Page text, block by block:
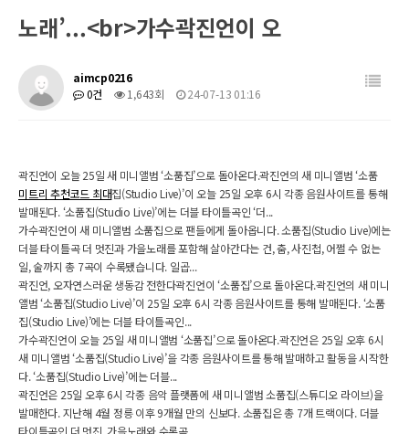
노래’...<br>가수곽진언이 오
aimcp0216
0건
1,643회 24-07-13 01:16
곽진언이 오늘 25일 새 미니앨범 ‘소품집’으로 돌아온다.곽진언의 새 미니앨범 ‘소품
미트리 추천코드 최대집(Studio Live)’이 오늘 25일 오후 6시 각종 음원사이트를 통해
발매된다. ‘소품집(Studio Live)’에는 더블 타이틀곡인 ‘더...
가수곽진언이 새 미니앨범 소품집으로 팬들에게 돌아옵니다. 소품집(Studio Live)에는
더블 타이틀곡 더 멋진과 가을노래를 포함해 살아간다는 건, 춤, 사진첩, 어쩔 수 없는
일, 술까지 총 7곡이 수록됐습니다. 일곱...
곽진언, 오자연스러운 생동감 전한다곽진언이 ‘소품집’으로 돌아온다.곽진언의 새 미니
앨범 ‘소품집(Studio Live)’이 25일 오후 6시 각종 음원사이트를 통해 발매된다. ‘소품
집(Studio Live)’에는 더블 타이틀곡인...
가수곽진언이 오늘 25일 새 미니앨범 ‘소품집’으로 돌아온다.곽진언은 25일 오후 6시
새 미니앨범 ‘소품집(Studio Live)’을 각종 음원사이트를 통해 발매하고 활동을 시작한
다. ‘소품집(Studio Live)’에는 더블...
곽진언은 25일 오후 6시 각종 음악 플랫폼에 새 미니앨범 소품집(스튜디오 라이브)을
발매한다. 지난해 4월 정릉 이후 9개월 만의 신보다. 소품집은 총 7개 트랙이다. 더블
타이틀곡인 더 멋진, 가을노래와 수록곡...